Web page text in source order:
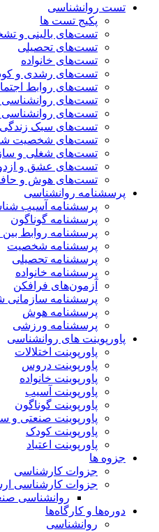
تست روانشناسی
پکیج تست ها
تست‌های بالینی و
تست‌های تحصیلی
تست‌های خانواده
تست‌های رشدی و
تست‌های روابط
تست‌های روانشناسی
تست‌های
تست‌های سبک زندگی
تست‌های شخصیت
تست‌های شغلی و
تست‌های عشق و
تست‌های هوش و
پرسشنامه روانشناسی
پرسشنامه آسیب
پرسشنامه گوناگون
پرسشنامه روابط
پرسشنامه شخصیت
پرسشنامه تحصیلی
پرسشنامه خانواده
آزمون‌های فرافکن
پرسشنامه سازمانی
پرسشنامه هوش
پرسشنامه ورزشی
پاورپوینت های روانشناسی
پاورپوینت اختلالات
پاورپوینت دروس
پاورپوینت خانواده
پاورپوینت آسیب
پاورپوینت گوناگون
پاورپوینت صنعتی و
پاورپوینت کودک
پاورپوینت اعتیاد
جزوه ها
جزوات کارشناسی
جزوات کارشناسی
روانشناسی
دوره‌ها و کارگاه‌ها
روانشناسی